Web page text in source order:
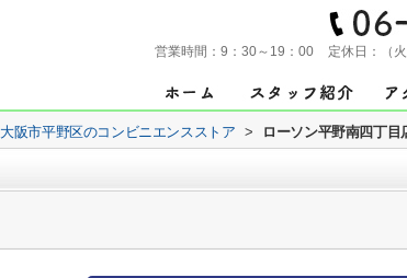
営業時間： 9：30～19：00 定休日： （
大阪市平野区のコンビニエンスストア > ローソン平野南四丁目